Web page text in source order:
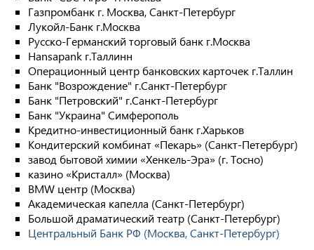
Газпромбанк г. Москва, Санкт-Петербург
Лукойл-Банк г.Москва
Русско-Германский торговый банк г.Москва
Hansapank г.Таллинн
Операционный центр банковских карточек г.Таллин
Банк "Возрождение" г.Санкт-Петербург
Банк "Петровский" г.Санкт-Петербург
Банк "Украина" Симферополь
Кредитно-инвестиционный банк г.Харьков
Кондитерский комбинат «Пекарь» (Санкт-Петербург)
завод бытовой химии «Хенкель-Эра» (г. Тосно)
казино «Кристалл» (Москва)
BMW центр (Москва)
Академическая капелла (Санкт-Петербург)
Большой драматический театр (Санкт-Петербург)
Центральный Банк РФ (Москва, Санкт-Петербург)